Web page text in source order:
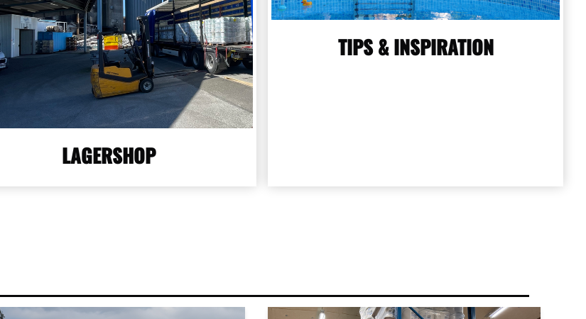
LAGERSHOP
TIPS & INSPIRATION